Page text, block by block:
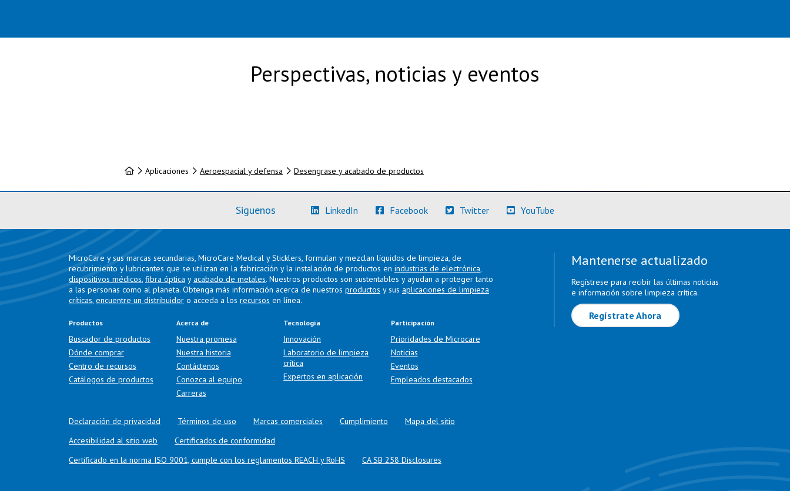
Perspectivas, noticias y eventos
InicioAplicaciones Aeroespacial y defensa Desengrase y acabado de productos
Siguenos LinkedIn (Más información)
Facebook(Más información)
Twitter(Más información)
YouTube
MicroCare y sus marcas secundarias, MicroCare Medical y Sticklers, formulan y mezclan líquidos de limpieza, de
recubrimiento y lubricantes que se utilizan en la fabricación y la instalación de productos en industrias de electrónica,
dispositivos médicos, fibra óptica y acabado de metales. Nuestros productos son sustentables y ayudan a proteger tanto
a las personas como al planeta. Obtenga más información acerca de nuestros productos y sus aplicaciones de limpieza
críticas, encuentre un distribuidor o acceda a los recursos en línea.
Productos
Buscador de productos
Dónde comprar
Centro de recursos
Catálogos de productos
Acerca de
Nuestra promesa
Nuestra historia
Contáctenos
Conozca al equipo
Carreras
Tecnología
Innovación
Laboratorio de limpieza
crítica
Expertos en aplicación
Participación
Prioridades de Microcare
Noticias
Eventos
Empleados destacados
Declaración de privacidad Términos de uso Marcas comerciales Cumplimiento
Mapa del sitio
Accesibilidad al sitio web
Certificados de conformidad
Certificado en la norma ISO 9001, cumple con los reglamentos REACH y RoHS
CA SB 258 Disclosures
Mantenerse actualizado
Regístrese para recibir las últimas noticias
e información sobre limpieza crítica.
Regístrate Ahora